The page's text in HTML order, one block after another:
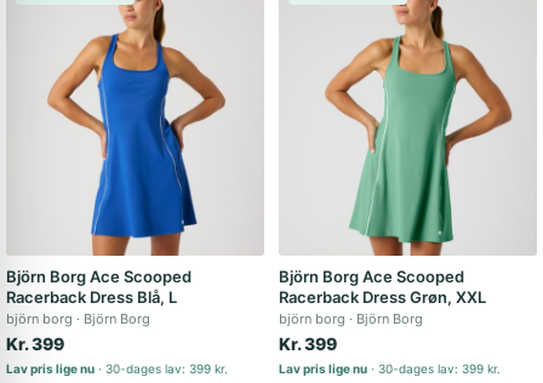
Björn Borg Ace Scooped
Racerback Dress Blå, L
björn borg Björn Borg
Kr. 399
Lav pris lige nu 30-dages lav: 399 kr.
Björn Borg Ace Scooped
Racerback Dress Grøn, XXL
björn borg Björn Borg
Kr. 399
Lav pris lige nu 30-dages lav: 399 kr.